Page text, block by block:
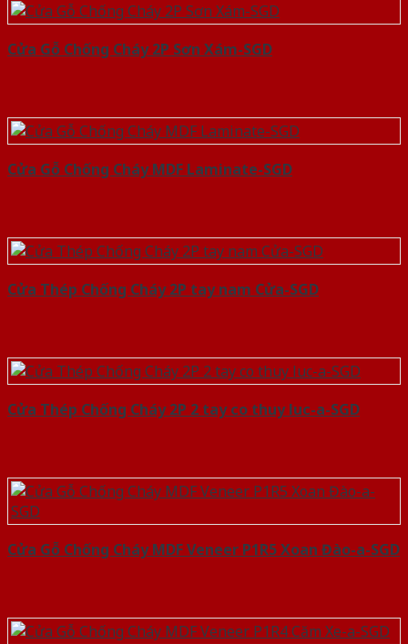
Cửa Gỗ Chống Cháy 2P Sơn Xám-SGD
Cửa Gỗ Chống Cháy MDF Laminate-SGD
Cửa Thép Chống Cháy 2P tay nam Cửa-SGD
Cửa Thép Chống Cháy 2P 2 tay co thuy luc-a-SGD
Cửa Gỗ Chống Cháy MDF Veneer P1R5 Xoan Đào-a-SGD